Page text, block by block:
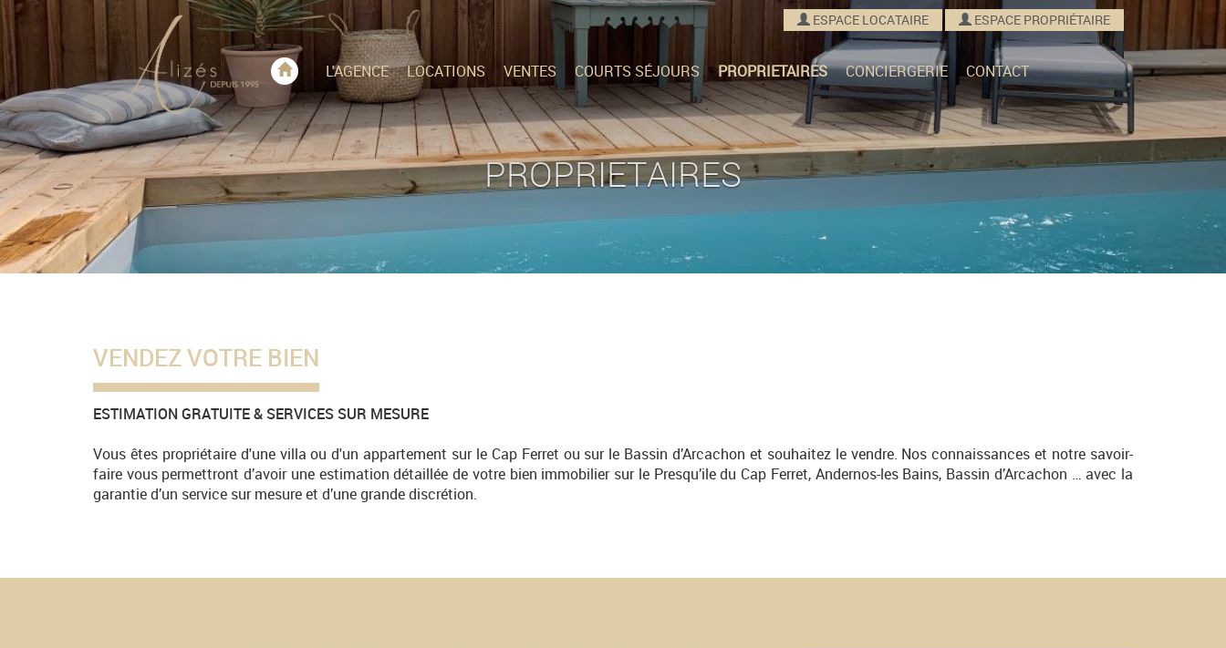
ESPACE LOCATAIRE ESPACE PROPRIÉTAIRE
L'AGENCE LOCATIONS VENTES COURTS SÉJOURS PROPRIETAIRES CONCIERGERIE CONTACT
PROPRIETAIRES
VENDEZ VOTRE BIEN
ESTIMATION GRATUITE & SERVICES SUR MESURE
Vous êtes propriétaire d'une villa ou d'un appartement sur le Cap Ferret ou sur le Bassin d’Arcachon et souhaitez le vendre. Nos connaissances et notre savoir-
faire vous permettront d’avoir une estimation détaillée de votre bien immobilier sur le Presqu’ile du Cap Ferret, Andernos-les Bains, Bassin d’Arcachon … avec la
garantie d’un service sur mesure et d’une grande discrétion.